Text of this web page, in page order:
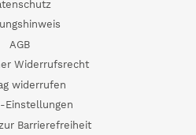
AGB
Widerrufsrecht
widerrufen
Einstellungen
Barrierefreiheit